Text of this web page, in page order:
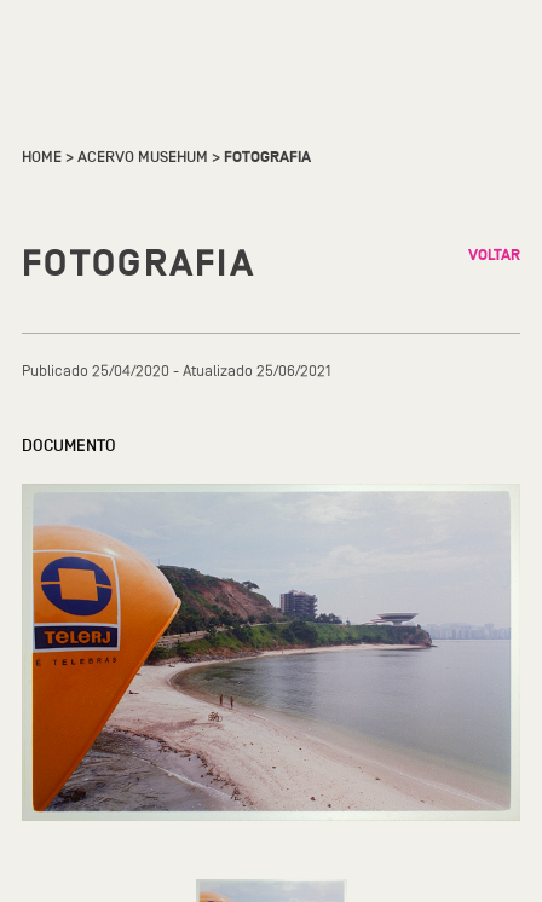
HOME>ACERVO MUSEHUM >FOTOGRAFIA
FOTOGRAFIA VOLTAR
Publicado 25/04/2020 - Atualizado 25/06/2021
DOCUMENTO